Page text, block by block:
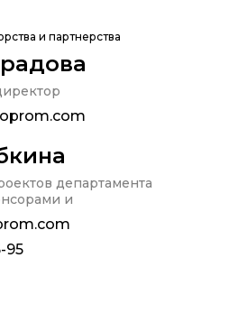
и партнерства
департамента
и
95